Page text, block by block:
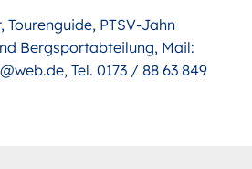
Tourenguide, PTSV-Jahn
Bergsportabteilung, Mail:
Tel. 0173 / 88 63 849